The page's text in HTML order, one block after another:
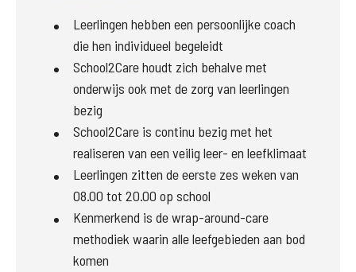
Leerlingen hebben een persoonlijke coach
die hen individueel begeleidt
School2Care houdt zich behalve met
onderwijs ook met de zorg van leerlingen
bezig
School2Care is continu bezig met het
realiseren van een veilig leer- en leefklimaat
Leerlingen zitten de eerste zes weken van
08.00 tot 20.00 op school
Kenmerkend is de wrap-around-care
methodiek waarin alle leefgebieden aan bod
komen